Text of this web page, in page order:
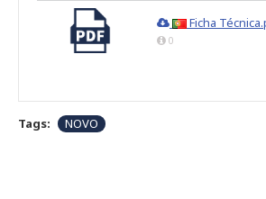
Ficha
0
Tags: NOVO